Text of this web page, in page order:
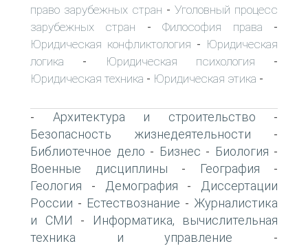
право зарубежных стран - Уголовный процесс
зарубежных стран -Философия права -
Юридическая конфликтология - Юридическая
логика - Юридическая психология -
Юридическая техника - Юридическая этика -
- Архитектура и строительство -
Безопасность жизнедеятельности -
Библиотечное дело - Бизнес - Биология -
Военные дисциплины - География -
Геология - Демография -
Диссертации
России - Естествознание - Журналистика
и СМИ -
Информатика, вычислительная
техника и управление -